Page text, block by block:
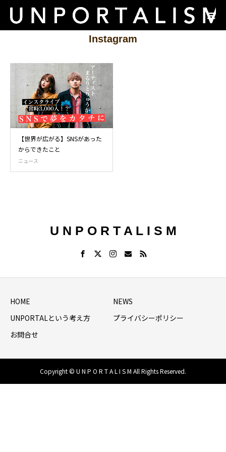
Instagram
【世界が広がる】SNSがあった
からできたこと
ニュース
U N P O R T A L I S M
HOME
NEWS
UNPORTALという考え方
プライバシーポリシー
お問合せ
Copyright © U N P O R T A L I S M All Rights Reserved.